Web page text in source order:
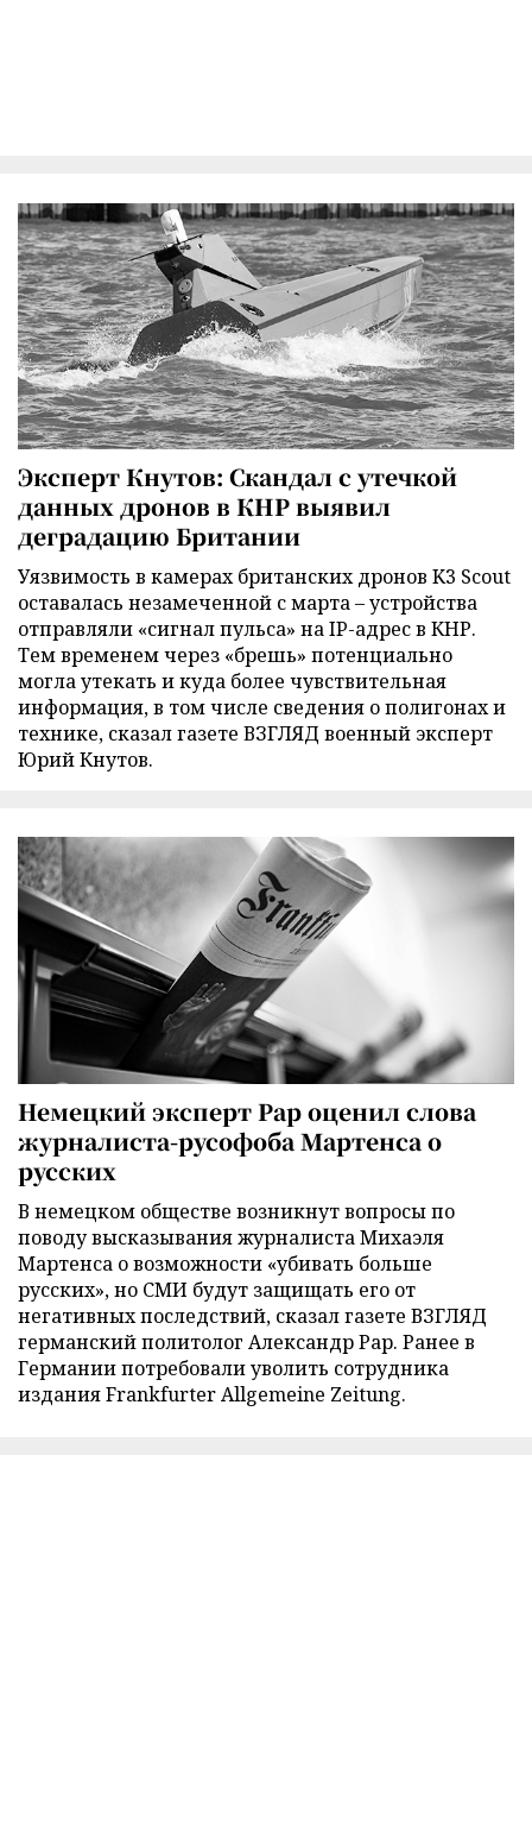
Эксперт Кнутов: Скандал с утечкой
данных дронов в КНР выявил
деградацию Британии
Уязвимость в камерах британских дронов K3 Scout
оставалась незамеченной с марта – устройства
отправляли «сигнал пульса» на IP-адрес в КНР.
Тем временем через «брешь» потенциально
могла утекать и куда более чувствительная
информация, в том числе сведения о полигонах и
технике, сказал газете ВЗГЛЯД военный эксперт
Юрий Кнутов.
Немецкий эксперт Рар оценил слова
журналиста-русофоба Мартенса о
русских
В немецком обществе возникнут вопросы по
поводу высказывания журналиста Михаэля
Мартенса о возможности «убивать больше
русских», но СМИ будут защищать его от
негативных последствий, сказал газете ВЗГЛЯД
германский политолог Александр Рар. Ранее в
Германии потребовали уволить сотрудника
издания Frankfurter Allgemeine Zeitung.